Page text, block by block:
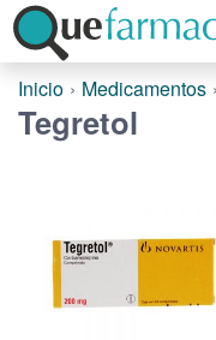
Inicio Medicamentos
Tegretol